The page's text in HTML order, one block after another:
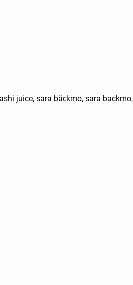
juice, sara bäckmo, sara backmo,